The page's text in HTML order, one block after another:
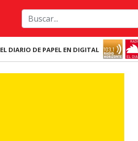
EL DIARIO DE PAPEL EN DIGITAL